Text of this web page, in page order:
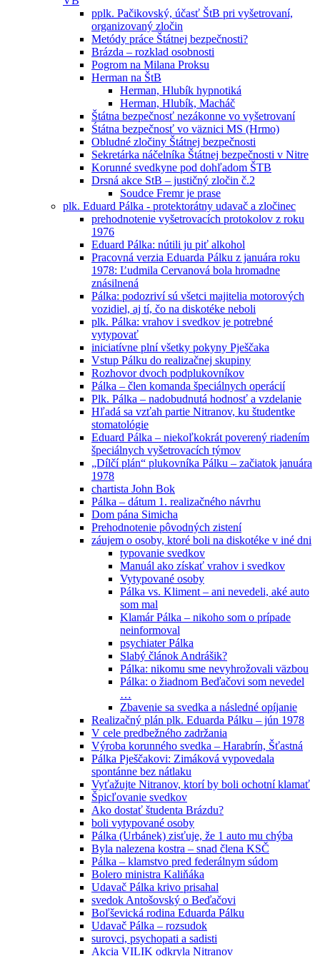
pplk. Pačikovský, účasť ŠtB pri vyšetrovaní,
organizovaný zločin
Metódy práce Štátnej bezpečnosti?
Brázda – rozklad osobnosti
Pogrom na Milana Proksu
Herman na ŠtB
Herman, Hlubík hypnotiká
Herman, Hlubík, Macháč
Štátna bezpečnosť nezákonne vo vyšetrovaní
Śtátna bezpečnosť vo väznici MS (Hrmo)
Obludné zločiny Štátnej bezpečnosti
Sekretárka náčelníka Štátnej bezpečnosti v Nitre
Korunné svedkyne pod dohľadom ŠTB
Drsná akce StB – justičný zločin č.2
Soudce Fremr je prase
plk. Eduard Pálka - protektorátny udavač a zločinec
prehodnotenie vyšetrovacích protokolov z roku
1976
Eduard Pálka: nútili ju piť alkohol
Pracovná verzia Eduarda Pálku z januára roku
1978: Ľudmila Cervanová bola hromadne
znásilnená
Pálka: podozriví sú všetci majitelia motorových
vozidiel, aj tí, čo na diskotéke neboli
plk. Pálka: vrahov i svedkov je potrebné
vytypovať
iniciatívne plní všetky pokyny Pješčaka
Vstup Pálku do realizačnej skupiny
Rozhovor dvoch podplukovníkov
Pálka – člen komanda špeciálnych operácií
Plk. Pálka – nadobudnutá hodnosť a vzdelanie
Hľadá sa vzťah partie Nitranov, ku študentke
stomatológie
Eduard Pálka – niekoľkokrát poverený riadením
špeciálnych vyšetrovacích týmov
„Dílčí plán“ plukovníka Pálku – začiatok januára
1978
chartista John Bok
Pálka – dátum 1. realizačného návrhu
Dom pána Simicha
Prehodnotenie pôvodných zistení
záujem o osoby, ktoré boli na diskotéke v iné dni
typovanie svedkov
Manuál ako získať vrahov i svedkov
Vytypované osoby
Pálka vs. Kliment – ani nevedeli, aké auto
som mal
Klamár Pálka – nikoho som o prípade
neinformoval
psychiater Pálka
Slabý článok Andrášik?
Pálka: nikomu sme nevyhrožovali väzbou
Pálka: o žiadnom Beďačovi som nevedel
…
Zbavenie sa svedka a následné opíjanie
Realizačný plán plk. Eduarda Pálku – jún 1978
V cele predbežného zadržania
Výroba korunného svedka – Harabrín, Šťastná
Pálka Pješčakovi: Zimáková vypovedala
spontánne bez nátlaku
Vyťažujte Nitranov, ktorí by boli ochotní klamať
Špicľovanie svedkov
Ako dostať študenta Brázdu?
boli vytypované osoby
Pálka (Urbánek) zisťuje, že 1 auto mu chýba
Byla nalezena kostra – snad člena KSČ
Pálka – klamstvo pred federálnym súdom
Bolero ministra Kaliňáka
Udavač Pálka krivo prisahal
svedok Antošovský o Beďačovi
Boľševická rodina Eduarda Pálku
Udavač Pálka – rozsudok
surovci, psychopati a sadisti
Akcia VILIK odkryla Nitranov